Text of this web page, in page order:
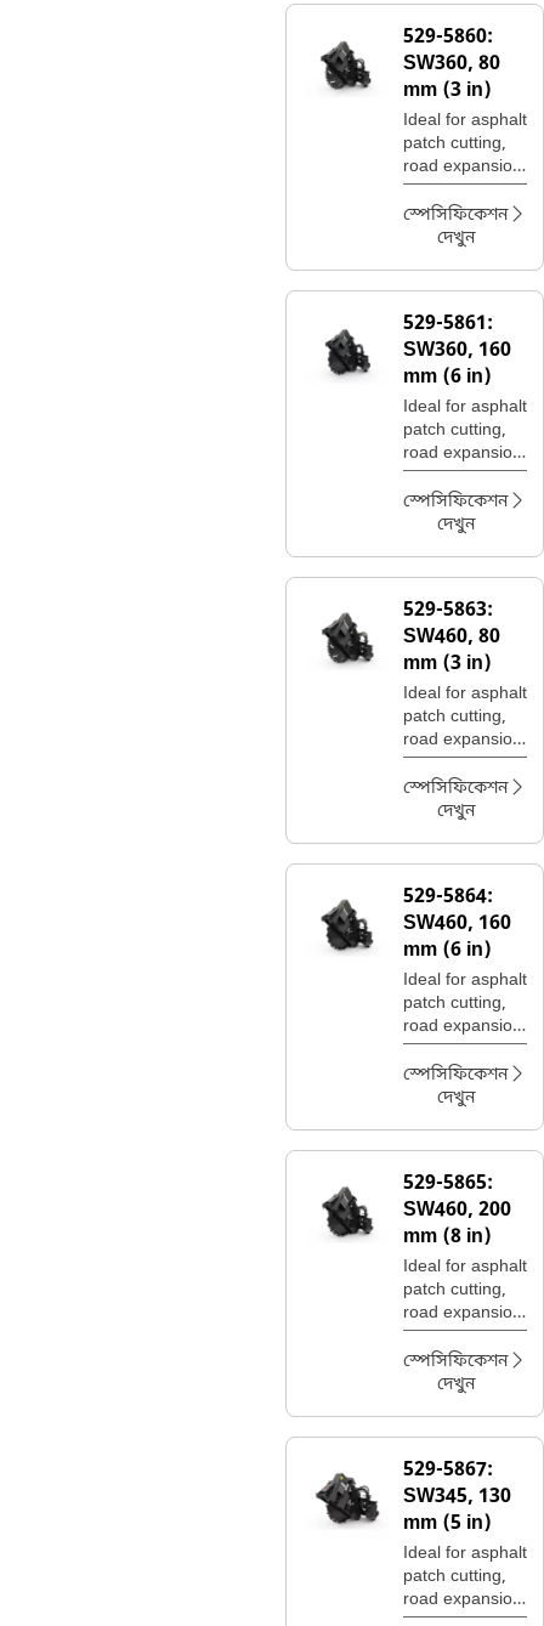
529-5860:
SW360, 80
mm (3 in)
Ideal for asphalt
patch cutting,
road expansion
join cuts, and
utility trenching.
স্পেসিফিকেশন
দেখুন
529-5861:
SW360, 160
mm (6 in)
Ideal for asphalt
patch cutting,
road expansion
join cuts, and
utility trenching.
স্পেসিফিকেশন
দেখুন
529-5863:
SW460, 80
mm (3 in)
Ideal for asphalt
patch cutting,
road expansion
join cuts, and
utility trenching.
স্পেসিফিকেশন
দেখুন
529-5864:
SW460, 160
mm (6 in)
Ideal for asphalt
patch cutting,
road expansion
join cuts, and
utility trenching.
স্পেসিফিকেশন
দেখুন
529-5865:
SW460, 200
mm (8 in)
Ideal for asphalt
patch cutting,
road expansion
join cuts, and
utility trenching.
স্পেসিফিকেশন
দেখুন
529-5867:
SW345, 130
mm (5 in)
Ideal for asphalt
patch cutting,
road expansion